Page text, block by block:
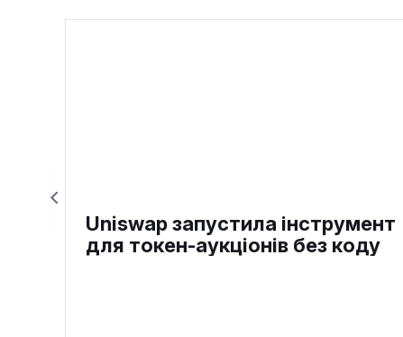
Uniswap запустила інструмент
для токен-аукціонів без коду